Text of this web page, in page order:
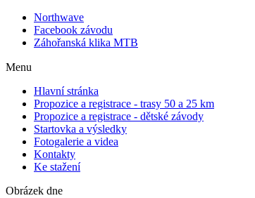
Northwave
Facebook závodu
Záhořanská klika MTB
Menu
Hlavní stránka
Propozice a registrace - trasy 50 a 25 km
Propozice a registrace - dětské závody
Startovka a výsledky
Fotogalerie a videa
Kontakty
Ke stažení
Obrázek dne